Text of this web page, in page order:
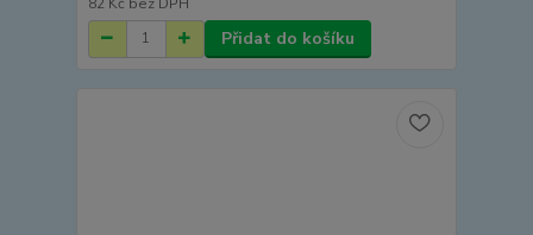
Přidat do košíku